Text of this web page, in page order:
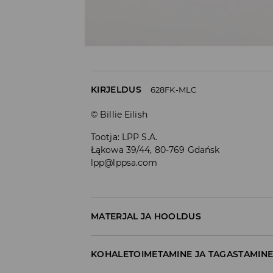
KIRJELDUS 628FK-MLC
© Billie Eilish
Tootja: LPP S.A.
Łąkowa 39/44, 80-769 Gdańsk
lpp@lppsa.com
MATERJAL JA HOOLDUS
KOHALETOIMETAMINE JA TAGASTAMINE